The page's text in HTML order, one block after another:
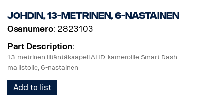
johdin, 13-metrinen, 6-nastainen
Osanumero: 2823103
Part Description:
13-metrinen liitäntäkaapeli AHD-kameroille Smart Dash -
mallistolle, 6-nastainen
Add to list